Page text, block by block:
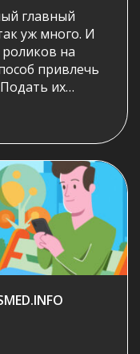
главный
уж много. И
на
привлечь
их
научно-
созданный